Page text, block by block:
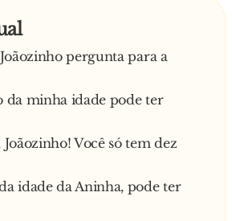
pergunta para a
da minha idade pode ter
Você só tem dez
idade da Aninha, pode ter